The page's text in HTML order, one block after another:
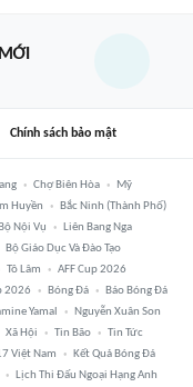
Chính sách bảo mật
Chợ Biên Hòa
Mỹ
Huyền
Bắc Ninh (thành Phố)
Nội Vụ
Liên Bang Nga
Bộ Giáo Dục Và Đào Tạo
Tô Lâm
AFF Cup 2026
2026 Bóng Đá
Báo Bóng Đá
Yamal
Nguyễn Xuân Son
Xã Hội Tin Bão
Tin Tức
Việt Nam
Kết Quả Bóng Đá
Lịch Thi Đấu Ngoại Hạng Anh